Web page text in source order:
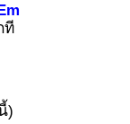
ที
)